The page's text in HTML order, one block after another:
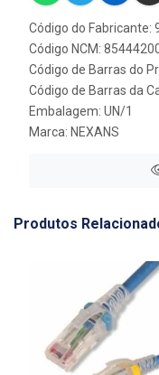
Código do Fabricante:
Código NCM:
Código de Barras do
Código de Barras da
Embalagem: UN/1
Marca: NEXANS
Produtos